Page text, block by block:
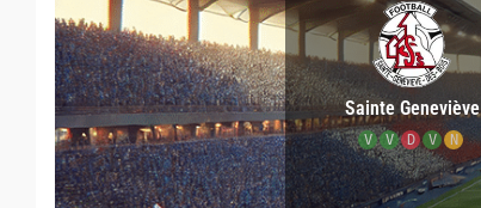
Sainte Geneviève
V V D V N